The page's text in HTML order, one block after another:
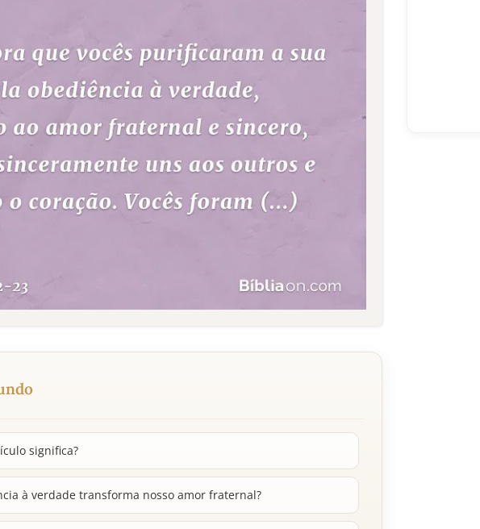
significa?
à verdade transforma nosso amor fraternal?